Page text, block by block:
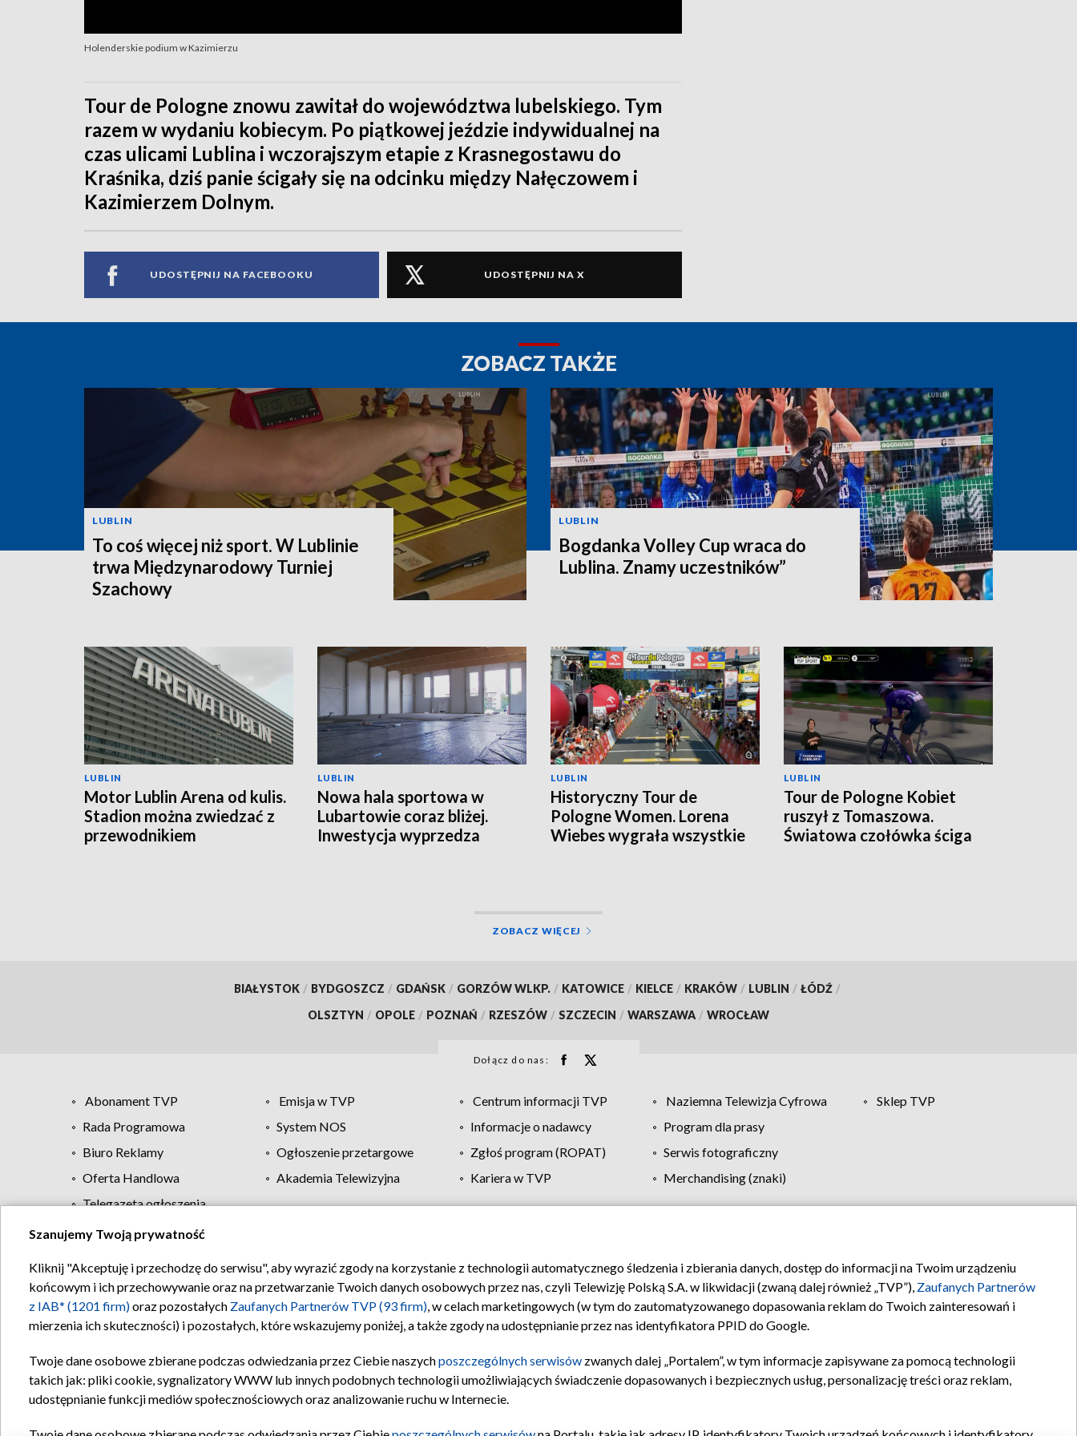
Holenderskie podium w Kazimierzu
Tour de Pologne znowu zawitał do województwa lubelskiego. Tym
razem w wydaniu kobiecym. Po piątkowej jeździe indywidualnej na
czas ulicami Lublina i wczorajszym etapie z Krasnegostawu do
Kraśnika, dziś panie ścigały się na odcinku między Nałęczowem i
Kazimierzem Dolnym.
UDOSTĘPNIJ NA FACEBOOKU UDOSTĘPNIJ NA X
ZOBACZ TAKŻE
LUBLIN
To coś więcej niż sport. W Lublinie
trwa Międzynarodowy Turniej
Szachowy
LUBLIN
Bogdanka Volley Cup wraca do
Lublina. Znamy uczestników”
LUBLIN
Motor Lublin Arena od kulis.
Stadion można zwiedzać z
przewodnikiem
LUBLIN
Nowa hala sportowa w
Lubartowie coraz bliżej.
Inwestycja wyprzedza
LUBLIN
Historyczny Tour de
Pologne Women. Lorena
Wiebes wygrała wszystkie
LUBLIN
Tour de Pologne Kobiet
ruszył z Tomaszowa.
Światowa czołówka ściga
ZOBACZ WIĘCEJ
BIAŁYSTOK / BYDGOSZCZ / GDAŃSK / GORZÓW WLKP. / KATOWICE / KIELCE / KRAKÓW / LUBLIN / ŁÓDŹ /
OLSZTYN / OPOLE / POZNAŃ / RZESZÓW / SZCZECIN / WARSZAWA / WROCŁAW
Dołącz do nas:
Abonament TVP Emisja w TVP Centrum informacji TVP Naziemna Telewizja Cyfrowa
Sklep TVP
Rada Programowa
System NOS Informacje o nadawcy
Program dla prasy
Biuro Reklamy
Ogłoszenie przetargowe Zgłoś program (ROPAT)
Serwis fotograficzny
Oferta Handlowa
Akademia Telewizyjna Kariera w TVP
Merchandising (znaki)
Telegazeta ogłoszenia
Regulamin TVP Polityka prywatności Moje zgody Pomoc Biuro reklamy Kontakt
Szanujemy Twoją prywatność
Kliknij "Akceptuję i przechodzę do serwisu", aby wyrazić zgody na korzystanie z technologii automatycznego śledzenia i zbierania danych, dostęp do informacji na Twoim urządzeniu
końcowym i ich przechowywanie oraz na przetwarzanie Twoich danych osobowych przez nas, czyli Telewizję Polską S.A. w likwidacji (zwaną dalej również „TVP”), Zaufanych Partnerów
z IAB* (1201 firm)oraz pozostałych Zaufanych Partnerów TVP (93 firm), w celach marketingowych (w tym do zautomatyzowanego dopasowania reklam do Twoich zainteresowań i
mierzenia ich skuteczności) i pozostałych, które wskazujemy poniżej, a także zgody na udostępnianie przez nas identyfikatora PPID do Google.
Twoje dane osobowe zbierane podczas odwiedzania przez Ciebie naszychposzczególnych serwisów zwanych dalej „Portalem”, w tym informacje zapisywane za pomocą technologii
takich jak: pliki cookie, sygnalizatory WWW lub innych podobnych technologii umożliwiających świadczenie dopasowanych i bezpiecznych usług, personalizację treści oraz reklam,
udostępnianie funkcji mediów społecznościowych oraz analizowanie ruchu w Internecie.